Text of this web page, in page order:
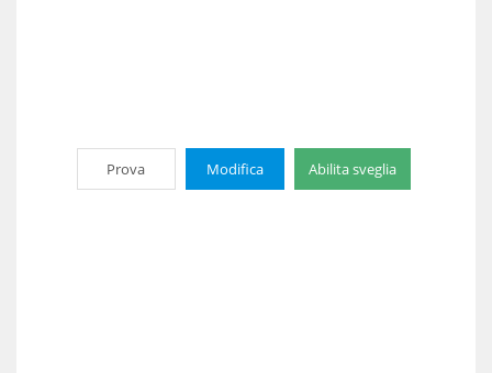
Prova Modifica Abilita sveglia